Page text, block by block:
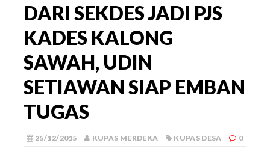
DARI SEKDES JADI PJS
KADES KALONG
SAWAH, UDIN
SETIAWAN SIAP EMBAN
TUGAS
25/12/2015 KUPAS MERDEKA KUPAS DESA 0